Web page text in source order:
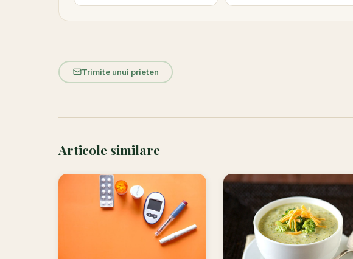
Trimite unui prieten
Articole similare